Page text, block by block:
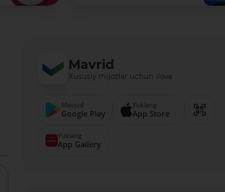
Mavrid
Xususiy mijozlar uchun ilova
Mavjud
Google Play
Yuklang
App Store
Yuklang
App Gallery